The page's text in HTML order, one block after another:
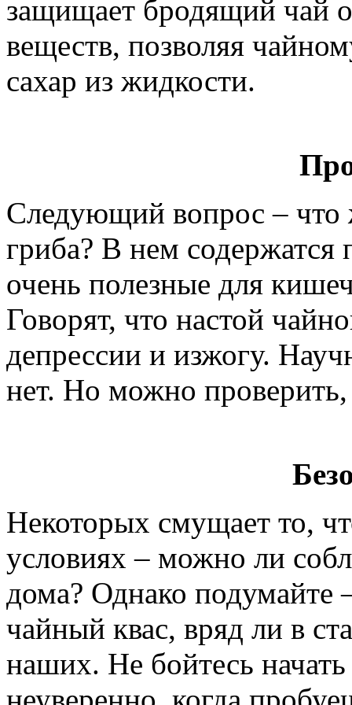
защищает бродящий чай
веществ, позволяя
сахар из жидкости.
Следующий вопрос – что
гриба? В нем содержатся
очень полезные для
Говорят, что настой
депрессии и изжогу.
нет. Но можно проверить,
Некоторых смущает то,
условиях – можно ли
дома? Однако подумайте
чайный квас, вряд ли в
наших. Не бойтесь начать